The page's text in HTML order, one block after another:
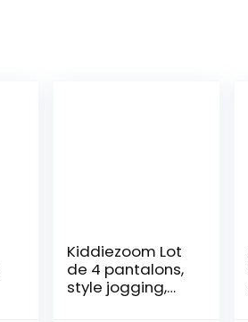
Kiddiezoom Lot
de 4 pantalons,
style jogging,